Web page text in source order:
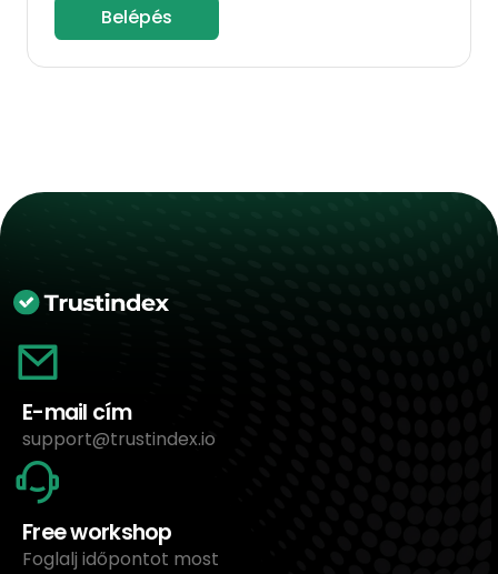
Belépés
E-mail cím
support@trustindex.io
Free workshop
Foglalj időpontot most